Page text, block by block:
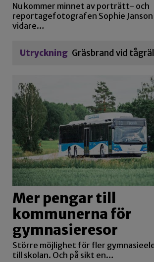
Nu kommer minnet av porträtt- och
reportagefotografen Sophie
vidare…
Utryckning Gräsbrand vid
Mer pengar till
kommunerna för
gymnasieresor
Större möjlighet för fler
till skolan. Och på sikt en…